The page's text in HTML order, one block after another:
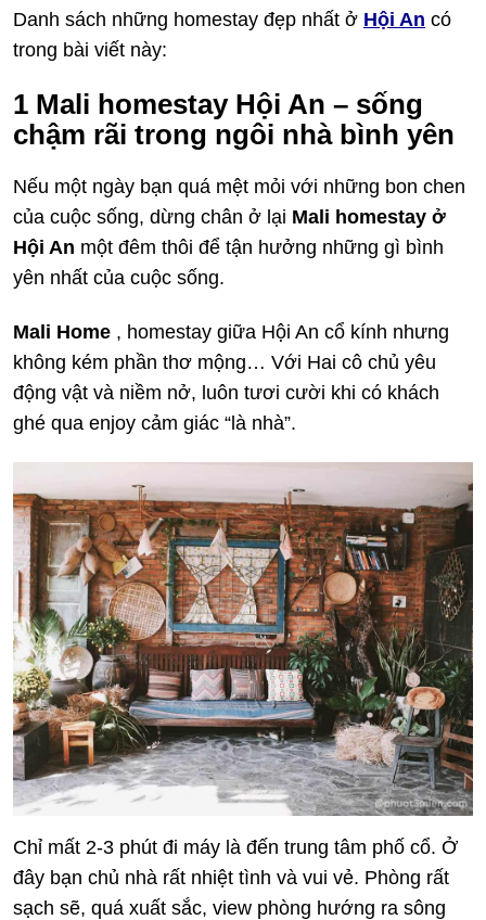
Danh sách những homestay đẹp nhất ở Hội An có
trong bài viết này:
1 Mali homestay Hội An – sống
chậm rãi trong ngôi nhà bình yên
Nếu một ngày bạn quá mệt mỏi với những bon chen
của cuộc sống, dừng chân ở lại Mali homestay ở
Hội An một đêm thôi để tận hưởng những gì bình
yên nhất của cuộc sống.
Mali Home , homestay giữa Hội An cổ kính nhưng
không kém phần thơ mộng… Với Hai cô chủ yêu
động vật và niềm nở, luôn tươi cười khi có khách
ghé qua enjoy cảm giác “là nhà”.
Chỉ mất 2-3 phút đi máy là đến trung tâm phố cổ. Ở
đây bạn chủ nhà rất nhiệt tình và vui vẻ. Phòng rất
sạch sẽ, quá xuất sắc, view phòng hướng ra sông